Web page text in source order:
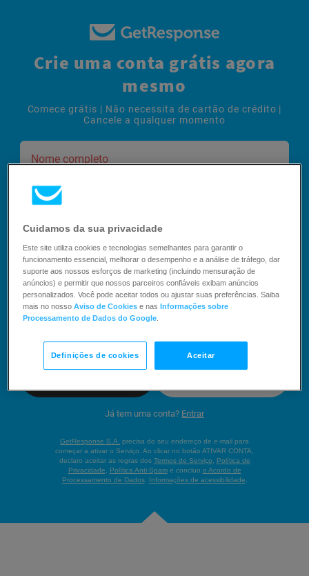
Crie uma conta grátis agora
mesmo
Comece grátis | Não necessita de cartão de crédito |
Cancele a qualquer momento
Nome completo
Este campo é obrigatório.
Senha
Já tem uma conta? Entrar
GetResponse S.A.
precisa do seu endereço de e-mail para
começar a ativar o Serviço. Ao clicar no botão ATIVAR CONTA,
declaro aceitar as regras dos Termos de Serviço
Política de
Privacidade
Política Anti-Spame concluo o Acordo de
Processamento de Dados. Informações de acessibilidade
Cuidamos da sua privacidade
Este site utiliza cookies e tecnologias semelhantes para garantir o
funcionamento essencial, melhorar o desempenho e a análise de tráfego, dar
suporte aos nossos esforços de marketing (incluindo mensuração de
anúncios) e permitir que nossos parceiros confiáveis exibam anúncios
personalizados. Você pode aceitar todos ou ajustar suas preferências. Saiba
mais no nossoAviso de Cookies e nas Informações sobre
Processamento de Dados do Google
Definições de cookies Aceitar